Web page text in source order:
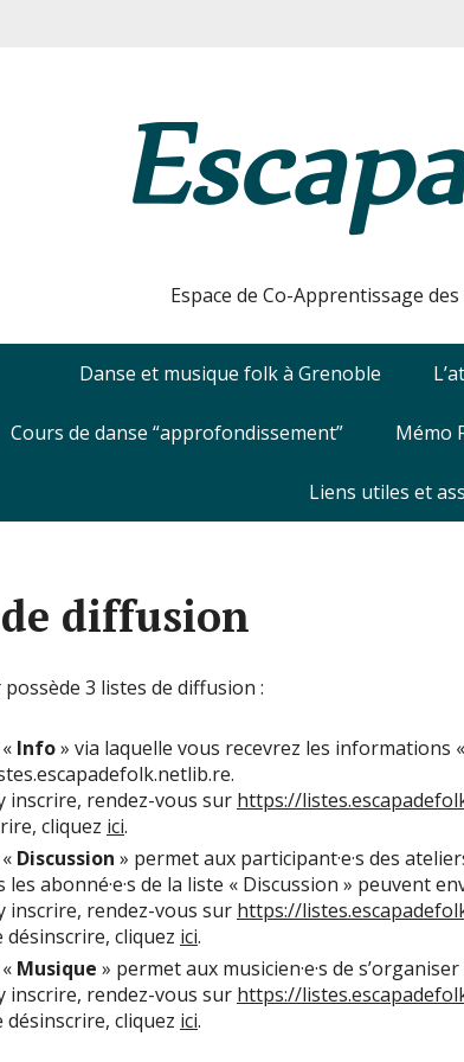
Espace de Co-Apprentissage
Danse et musique folk à Grenoble
Cours de danse “approfondissement” Mémo
Liens utiles et
diffusion
possède 3 listes de diffusion :
Info» via laquelle vous recevrez les informations
inscrire, rendez-vous sur https://
cliquez ici.
Discussion » permet aux participant·e·s des
les abonné·e·s de la liste « Discussion » peuvent
inscrire, rendez-vous sur https://
désinscrire, cliquez ici.
Musique » permet aux musicien·e·s de
inscrire, rendez-vous sur https://
désinscrire, cliquez ici.